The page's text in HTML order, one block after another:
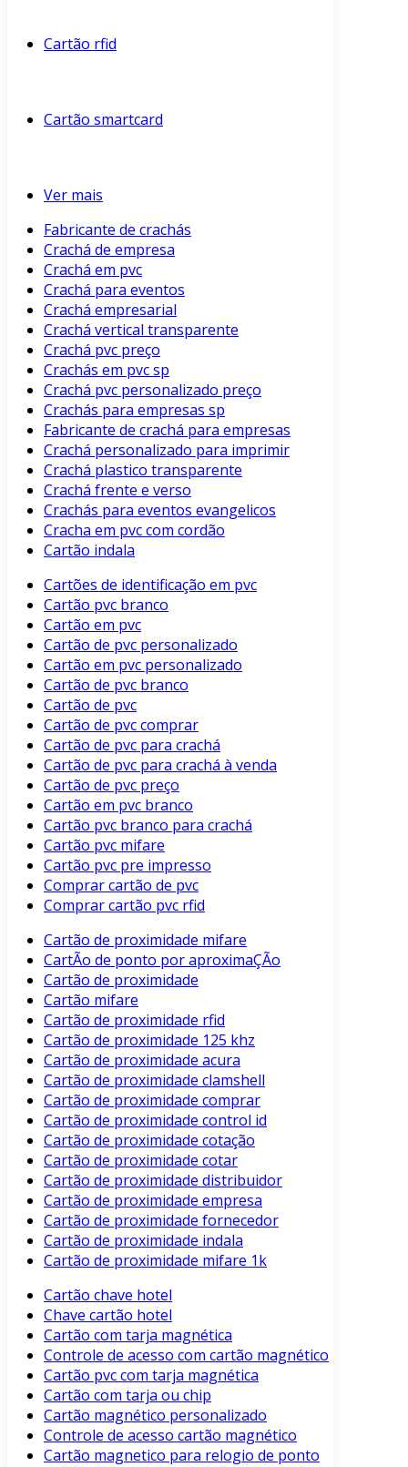
Cartão rfid
Cartão smartcard
Ver mais
Fabricante de crachás
Crachá de empresa
Crachá em pvc
Crachá para eventos
Crachá empresarial
Crachá vertical transparente
Crachá pvc preço
Crachás em pvc sp
Crachá pvc personalizado preço
Crachás para empresas sp
Fabricante de crachá para empresas
Crachá personalizado para imprimir
Crachá plastico transparente
Crachá frente e verso
Crachás para eventos evangelicos
Cracha em pvc com cordão
Cartão indala
Cartões de identificação em pvc
Cartão pvc branco
Cartão em pvc
Cartão de pvc personalizado
Cartão em pvc personalizado
Cartão de pvc branco
Cartão de pvc
Cartão de pvc comprar
Cartão de pvc para crachá
Cartão de pvc para crachá à venda
Cartão de pvc preço
Cartão em pvc branco
Cartão pvc branco para crachá
Cartão pvc mifare
Cartão pvc pre impresso
Comprar cartão de pvc
Comprar cartão pvc rfid
Cartão de proximidade mifare
CartÃo de ponto por aproximaÇÃo
Cartão de proximidade
Cartão mifare
Cartão de proximidade rfid
Cartão de proximidade 125 khz
Cartão de proximidade acura
Cartão de proximidade clamshell
Cartão de proximidade comprar
Cartão de proximidade control id
Cartão de proximidade cotação
Cartão de proximidade cotar
Cartão de proximidade distribuidor
Cartão de proximidade empresa
Cartão de proximidade fornecedor
Cartão de proximidade indala
Cartão de proximidade mifare 1k
Cartão chave hotel
Chave cartão hotel
Cartão com tarja magnética
Controle de acesso com cartão magnético
Cartão pvc com tarja magnética
Cartão com tarja ou chip
Cartão magnético personalizado
Controle de acesso cartão magnético
Cartão magnetico para relogio de ponto